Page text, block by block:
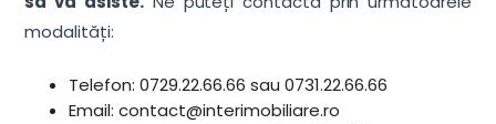
modalități:
Telefon: 0729.22.66.66 sau 0731.22.66.66
Email: contact@interimobiliare.ro